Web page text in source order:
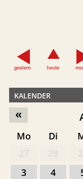
KALENDER
«
Mo Di
3
4